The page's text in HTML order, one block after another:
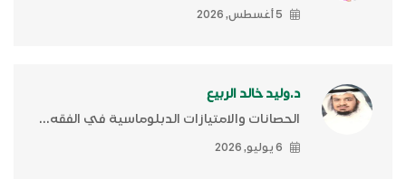
5 أغسطس, 2026
د.وليد خالد الربيع
الحصانات والامتيازات الدبلوماسية في الفقه...
6 يوليو, 2026